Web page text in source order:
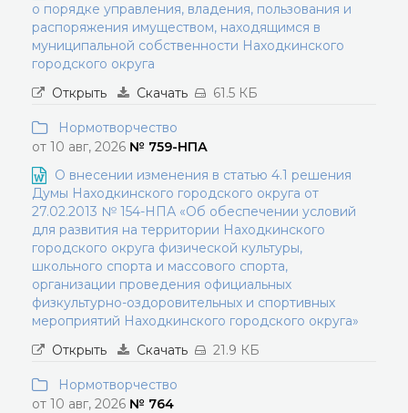
о порядке управления, владения, пользования и
распоряжения имуществом, находящимся в
муниципальной собственности Находкинского
городского округа
Открыть
Скачать 61.5 КБ
Нормотворчество
от 10 авг, 2026 № 759-НПА
О внесении изменения в статью 4.1 решения
Думы Находкинского городского округа от
27.02.2013 № 154-НПА «Об обеспечении условий
для развития на территории Находкинского
городского округа физической культуры,
школьного спорта и массового спорта,
организации проведения официальных
физкультурно-оздоровительных и спортивных
мероприятий Находкинского городского округа»
Открыть
Скачать 21.9 КБ
Нормотворчество
от 10 авг, 2026 № 764